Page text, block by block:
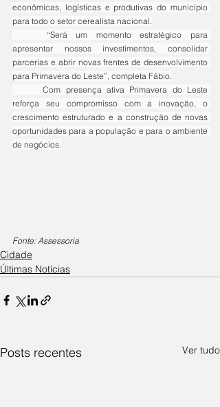
econômicas, logísticas e produtivas do município
para todo o setor cerealista nacional.
apresentar nossos investimentos, consolidar
parcerias e abrir novas frentes de desenvolvimento
para Primavera do Leste”, completa Fábio.
	Com presença ativa Primavera do Leste
reforça seu compromisso com a inovação, o
crescimento estruturado e a construção de novas
oportunidades para a população e para o ambiente
de negócios.
Fonte: Assessoria
Cidade
Últimas Notícias
Posts recentes Ver tudo